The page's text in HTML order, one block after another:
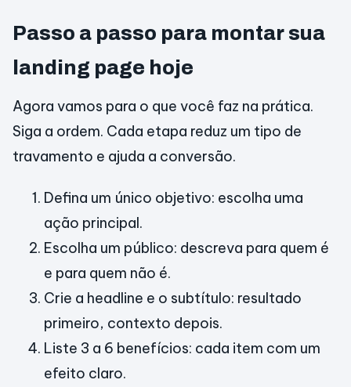
Passo a passo para montar sua
landing page hoje
Agora vamos para o que você faz na prática.
Siga a ordem. Cada etapa reduz um tipo de
travamento e ajuda a conversão.
Defina um único objetivo: escolha uma
ação principal.
Escolha um público: descreva para quem é
e para quem não é.
Crie a headline e o subtítulo: resultado
primeiro, contexto depois.
Liste 3 a 6 benefícios: cada item com um
efeito claro.